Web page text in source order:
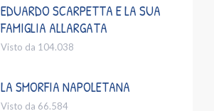
EDUARDO SCARPETTA E LA SUA
FAMIGLIA ALLARGATA
Visto da 104.038
LA SMORFIA NAPOLETANA
Visto da 66.584